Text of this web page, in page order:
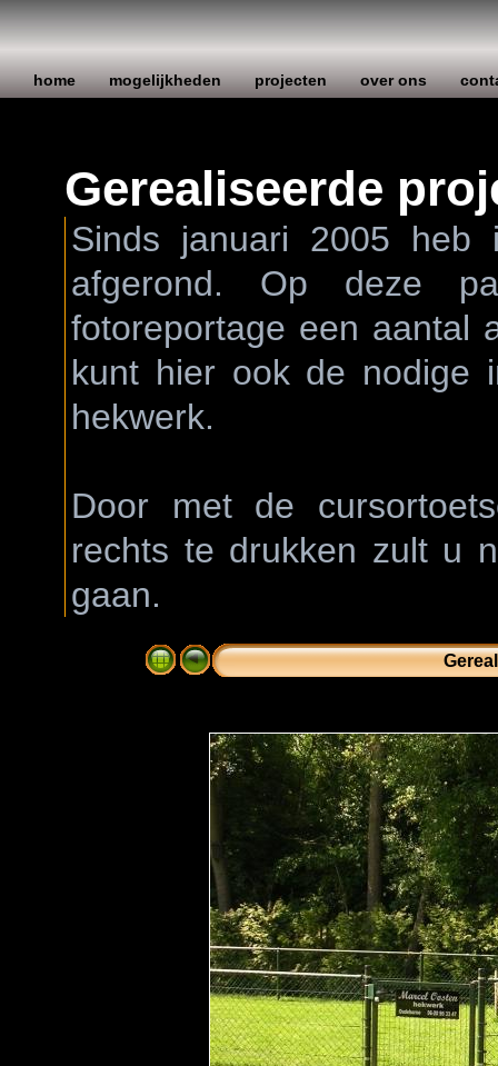
home mogelijkheden projecten over ons
Gerealiseerde
Sinds januari 2005
afgerond. Op deze
fotoreportage een aantal
kunt hier ook de nodige
hekwerk.
Door met de
rechts te drukken zult u
gaan.